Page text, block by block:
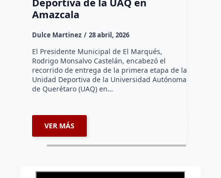
Deportiva de la UAQ en
Amazcala
Dulce Martinez 28 abril, 2026
El Presidente Municipal de El Marqués,
Rodrigo Monsalvo Castelán, encabezó el
recorrido de entrega de la primera etapa de la
Unidad Deportiva de la Universidad Autónoma
de Querétaro (UAQ) en…
VER MÁS